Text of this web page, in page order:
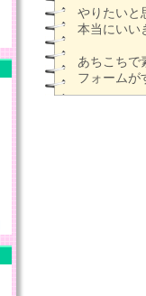
やりたいと
本当にいい
あちこちで
フォームが